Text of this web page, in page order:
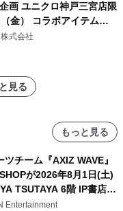
画 ユニクロ神戸三宮店限
金） コラボアイテムが
式会社
見る
もっと見る
ツチーム『AXIZ WAVE』
が2026年8月1日(土)
TSUTAYA 6階 IP書店で
Entertainment